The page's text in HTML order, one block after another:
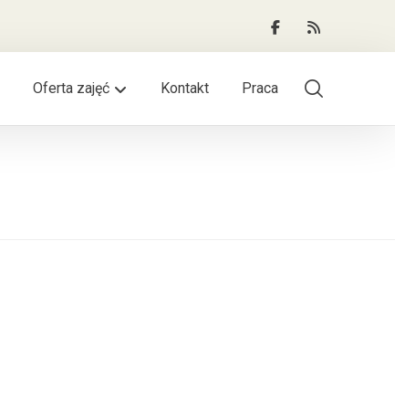
Oferta zajęć Kontakt Praca